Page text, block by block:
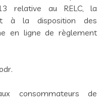
relative au RELC, la
à la disposition des
en ligne de règlement
consommateurs de